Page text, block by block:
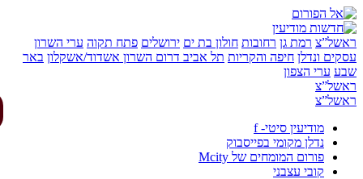
רמת גן רחובות חולון בת ים ירושלים פתח תקוה ערי השרון
ונדלן חיפה והקריות תל אביבדרום השרוןאשדוד/אשקלון באר
ערי הצפון
מודיעין סיטי- f
נדלן מקומי בפייסבוק
פורום המומחים של Mcity
קובי עצבני